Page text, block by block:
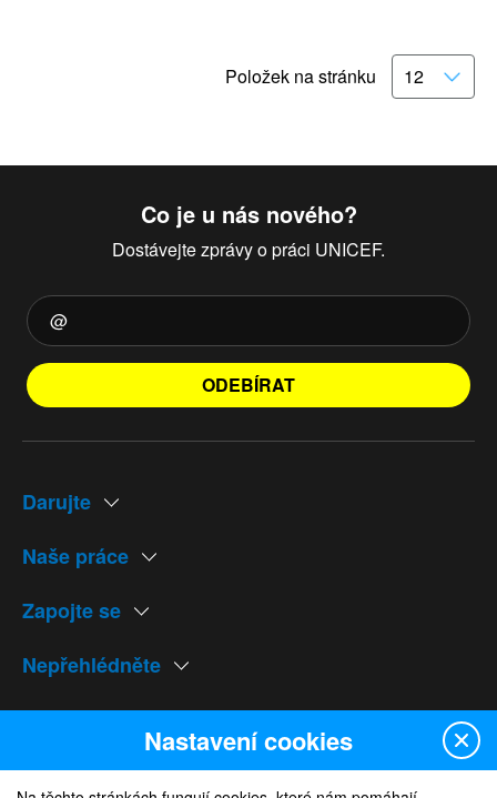
Položek na stránku
Co je u nás nového?
Dostávejte zprávy o práci UNICEF.
ODEBÍRAT
Darujte
Naše práce
Zapojte se
Nepřehlédněte
Naše weby
Nastavení cookies